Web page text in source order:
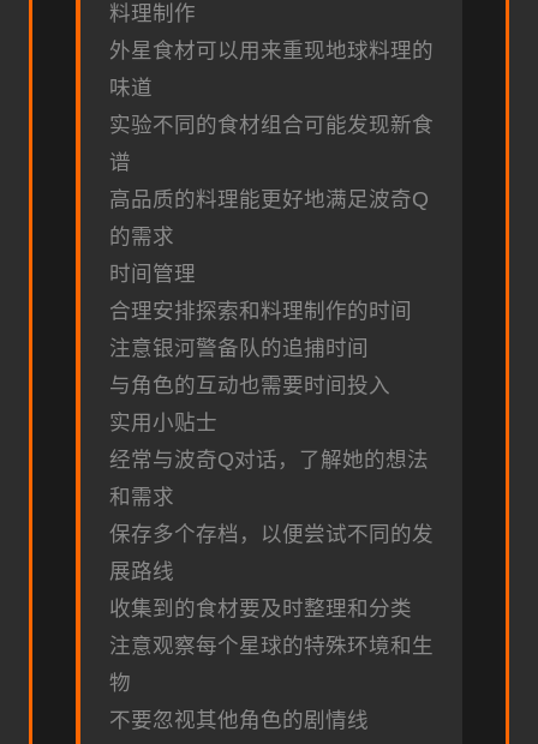
料理制作
外星食材可以用来重现地球料理的
味道
实验不同的食材组合可能发现新食
谱
高品质的料理能更好地满足波奇Q
的需求
时间管理
合理安排探索和料理制作的时间
注意银河警备队的追捕时间
与角色的互动也需要时间投入
实用小贴士
经常与波奇Q对话，了解她的想法
和需求
保存多个存档，以便尝试不同的发
展路线
收集到的食材要及时整理和分类
注意观察每个星球的特殊环境和生
物
不要忽视其他角色的剧情线